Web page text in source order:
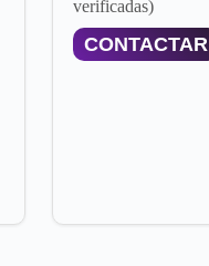
verificadas)
CONTACTAR